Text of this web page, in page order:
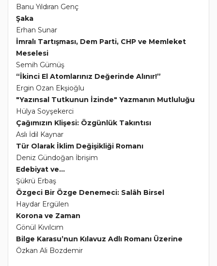
Banu Yıldıran Genç
Şaka
Erhan Sunar
İmralı Tartışması, Dem Parti, CHP ve Memleket
Meselesi
Semih Gümüş
“İkinci El Atomlarınız Değerinde Alınır!”
Ergin Ozan Ekşioğlu
"Yazınsal Tutkunun İzinde" Yazmanın Mutluluğu
Hülya Soyşekerci
Çağımızın Klişesi: Özgünlük Takıntısı
Aslı İdil Kaynar
Tür Olarak İklim Değişikliği Romanı
Deniz Gündoğan İbrişim
Edebiyat ve...
Şükrü Erbaş
Özgeci Bir Özge Denemeci: Salâh Birsel
Haydar Ergülen
Korona ve Zaman
Gönül Kıvılcım
Bilge Karasu’nun Kılavuz Adlı Romanı Üzerine
Özkan Ali Bozdemir